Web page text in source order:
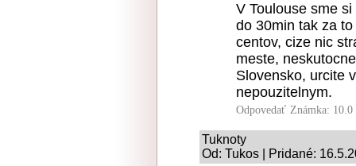
V Toulouse sme
do 30min tak za
centov, cize nic
meste,
Slovensko, urcite
nepouzitelnym.
Odpovedať Známka: 10.0
Tuknoty
Od: Tukos | Pridané: